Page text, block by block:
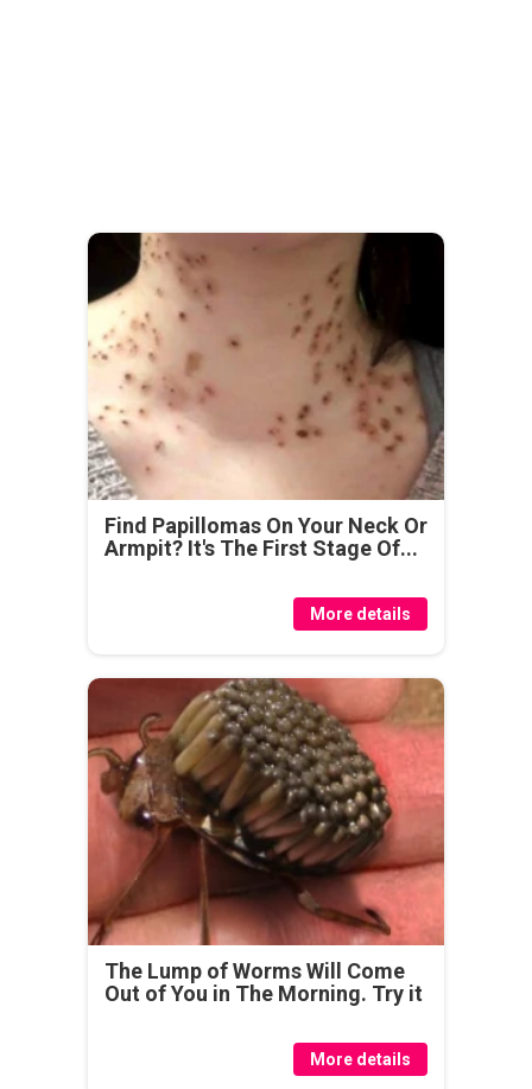
Find Papillomas On Your Neck Or
Armpit? It's The First Stage Of...
More details
The Lump of Worms Will Come
Out of You in The Morning. Try it
More details